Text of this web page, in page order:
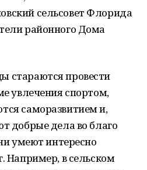
сельсовет Флорида
районного Дома
стараются провести
увлечения спортом,
саморазвитием и,
добрые дела во благо
умеют интересно
Например, в сельском